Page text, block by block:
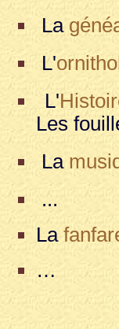
La
L'
L'
Les
La
...
La
…